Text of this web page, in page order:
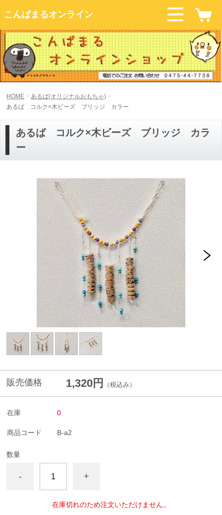
こんぱまるオンライン
HOME
あるば(オリジナルおもちゃ)
あるば コルク×木ビーズ ブリッジ カラー
あるば コルク×木ビーズ ブリッジ カラ
ー
販売価格 1,320円 （税込み）
在庫 0
商品コード B-a2
数量
- +
在庫切れのため注文いただけません。